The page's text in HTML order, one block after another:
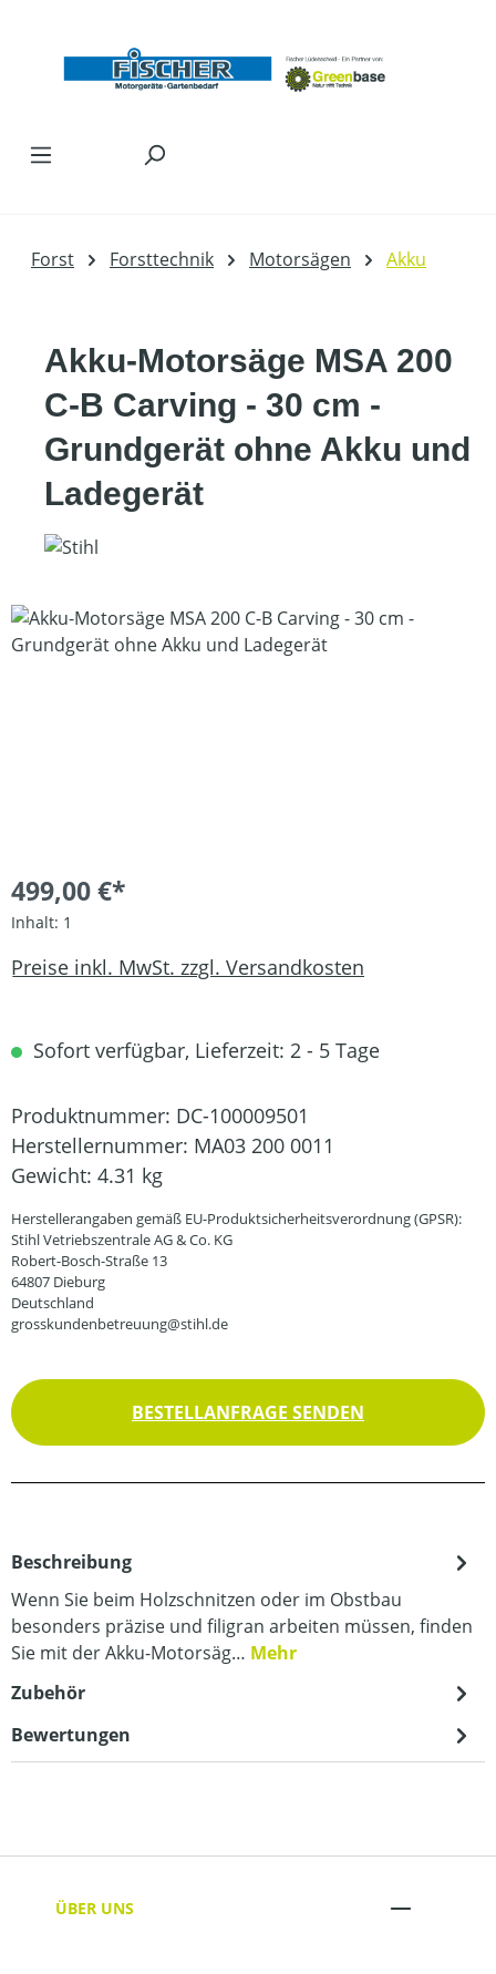
Forst Forsttechnik Motorsägen Akku
Akku-Motorsäge MSA 200
C-B Carving - 30 cm -
Grundgerät ohne Akku und
Ladegerät
Bildergalerie überspringen
499,00 €*
Inhalt: 1
Preise inkl. MwSt. zzgl. Versandkosten
Sofort verfügbar, Lieferzeit: 2 - 5 Tage
Produktnummer: DC-100009501
Herstellernummer: MA03 200 0011
Gewicht: 4.31 kg
Herstellerangaben gemäß EU-Produktsicherheitsverordnung (GPSR):
Stihl Vetriebszentrale AG & Co. KG
Robert-Bosch-Straße 13
64807 Dieburg
Deutschland
grosskundenbetreuung@stihl.de
BESTELLANFRAGE SENDEN
Beschreibung
Wenn Sie beim Holzschnitzen oder im Obstbau
besonders präzise und filigran arbeiten müssen, finden
Sie mit der Akku-Motorsäg… Mehr
Zubehör
Bewertungen
ÜBER UNS